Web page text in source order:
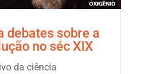
debates sobre a
no séc XIX
da ciência